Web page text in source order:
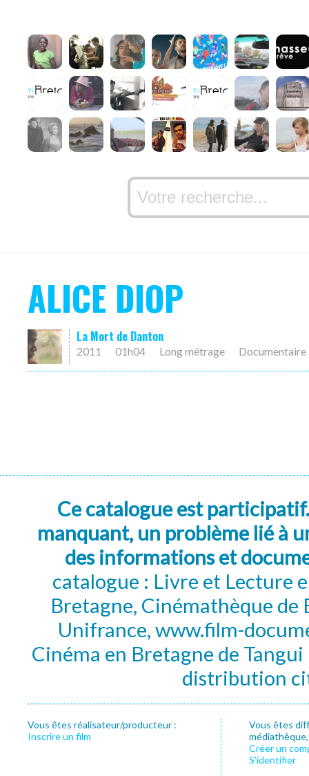
ALICE DIOP
La Mort de Danton
2011 01h04 Long métrage Documentaire
Ce catalogue est
manquant, un problème lié à
des informations et
catalogue : Livre et Lecture
Bretagne, Cinémathèque de
Unifrance, www.film-
Cinéma en Bretagne de
distribution
Vous êtes réalisateur/producteur :
Inscrire un film
Vous êtes
Créer un
S’identifier